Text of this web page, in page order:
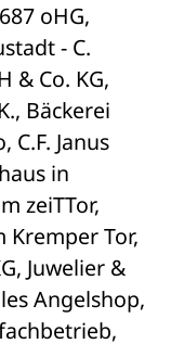
oHG,
- C.
& Co. KG,
Bäckerei
Janus
in
zeiTTor,
Kremper Tor,
Juwelier &
Angelshop,